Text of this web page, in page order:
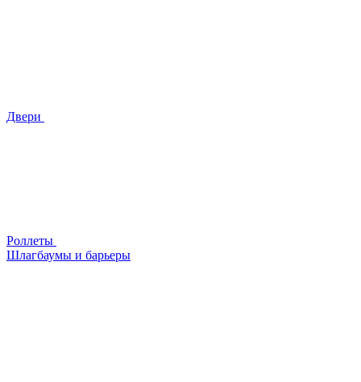
Двери
Роллеты
Шлагбаумы и барьеры